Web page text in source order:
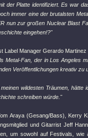
der Platte identifiziert. Es war
immer eine der brutalsten
nun zur großen Nuclear Blast
eingehen!?"
Label Manager Gerardo Martinez
Metal-Fan, der in Los Angeles
Veröffentlichungen kreativ zu
wildesten Träumen,
schreiben würde."
Araya (Gesang/Bass), Kerry
und Gitarrist Jeff
um sowohl auf Festivals,